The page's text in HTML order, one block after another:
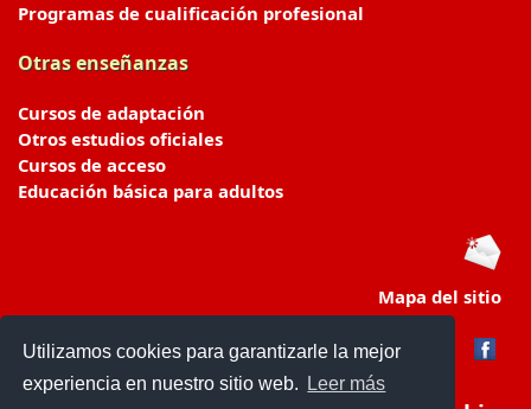
Utilizamos cookies para garantizarle la mejor
experiencia en nuestro sitio web.
Leer más
Programas de cualificación profesional
Otras enseñanzas
Cursos de adaptación
Otros estudios oficiales
Cursos de acceso
Educación básica para adultos
Mapa del sitio